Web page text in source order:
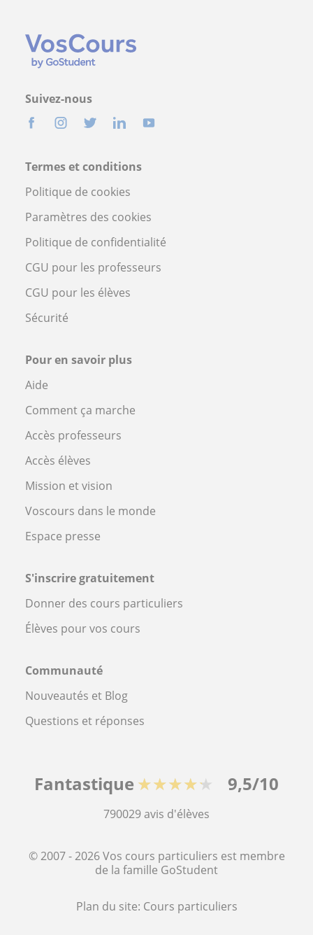
Suivez-nous
Termes et conditions
Politique de cookies
Paramètres des cookies
Politique de confidentialité
CGU pour les professeurs
CGU pour les élèves
Sécurité
Pour en savoir plus
Aide
Comment ça marche
Accès professeurs
Accès élèves
Mission et vision
Voscours dans le monde
Espace presse
S'inscrire gratuitement
Donner des cours particuliers
Élèves pour vos cours
Communauté
Nouveautés et Blog
Questions et réponses
Fantastique ★★★★★ 9,5/10
790029avis d'élèves
© 2007 - 2026 Vos cours particuliers est membre
de la famille GoStudent
Plan du site: Cours particuliers